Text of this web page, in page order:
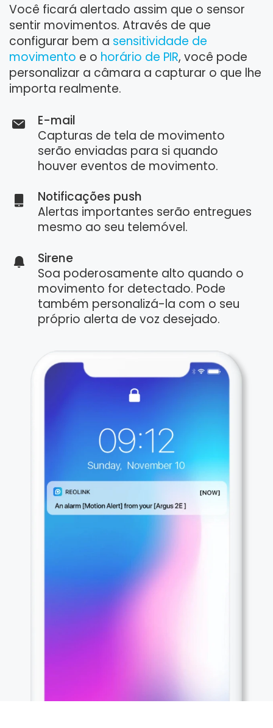
Você ficará alertado assim que o sensor
sentir movimentos. Através de que
configurar bem a sensitividade de
movimento e o horário de PIR, você pode
personalizar a câmara a capturar o que lhe
importa realmente.
E-mail
Capturas de tela de movimento
serão enviadas para si quando
houver eventos de movimento.
Notificações push
Alertas importantes serão entregues
mesmo ao seu telemóvel.
Sirene
Soa poderosamente alto quando o
movimento for detectado. Pode
também personalizá-la com o seu
próprio alerta de voz desejado.